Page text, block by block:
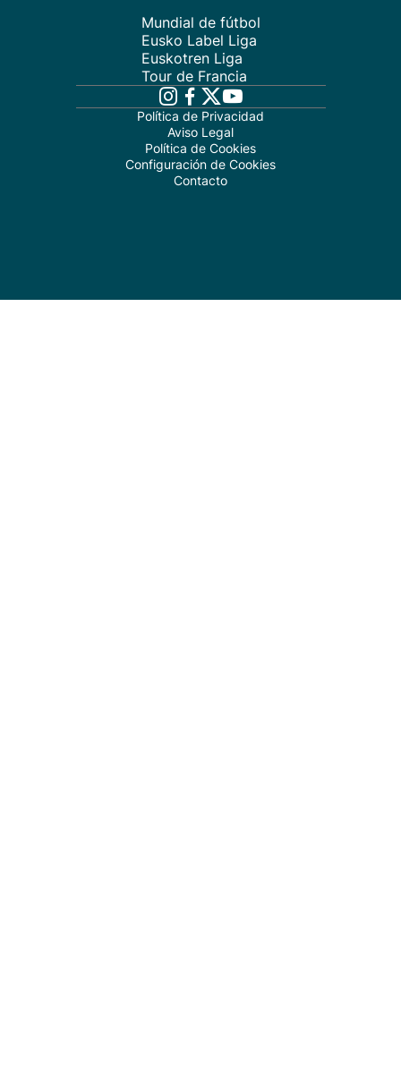
Mundial de fútbol
Eusko Label Liga
Euskotren Liga
Tour de Francia
Política de Privacidad
Aviso Legal
Política de Cookies
Configuración de Cookies
Contacto